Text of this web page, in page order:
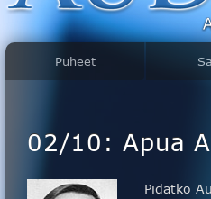
Puheet
02/10: Apua
Pidätkö